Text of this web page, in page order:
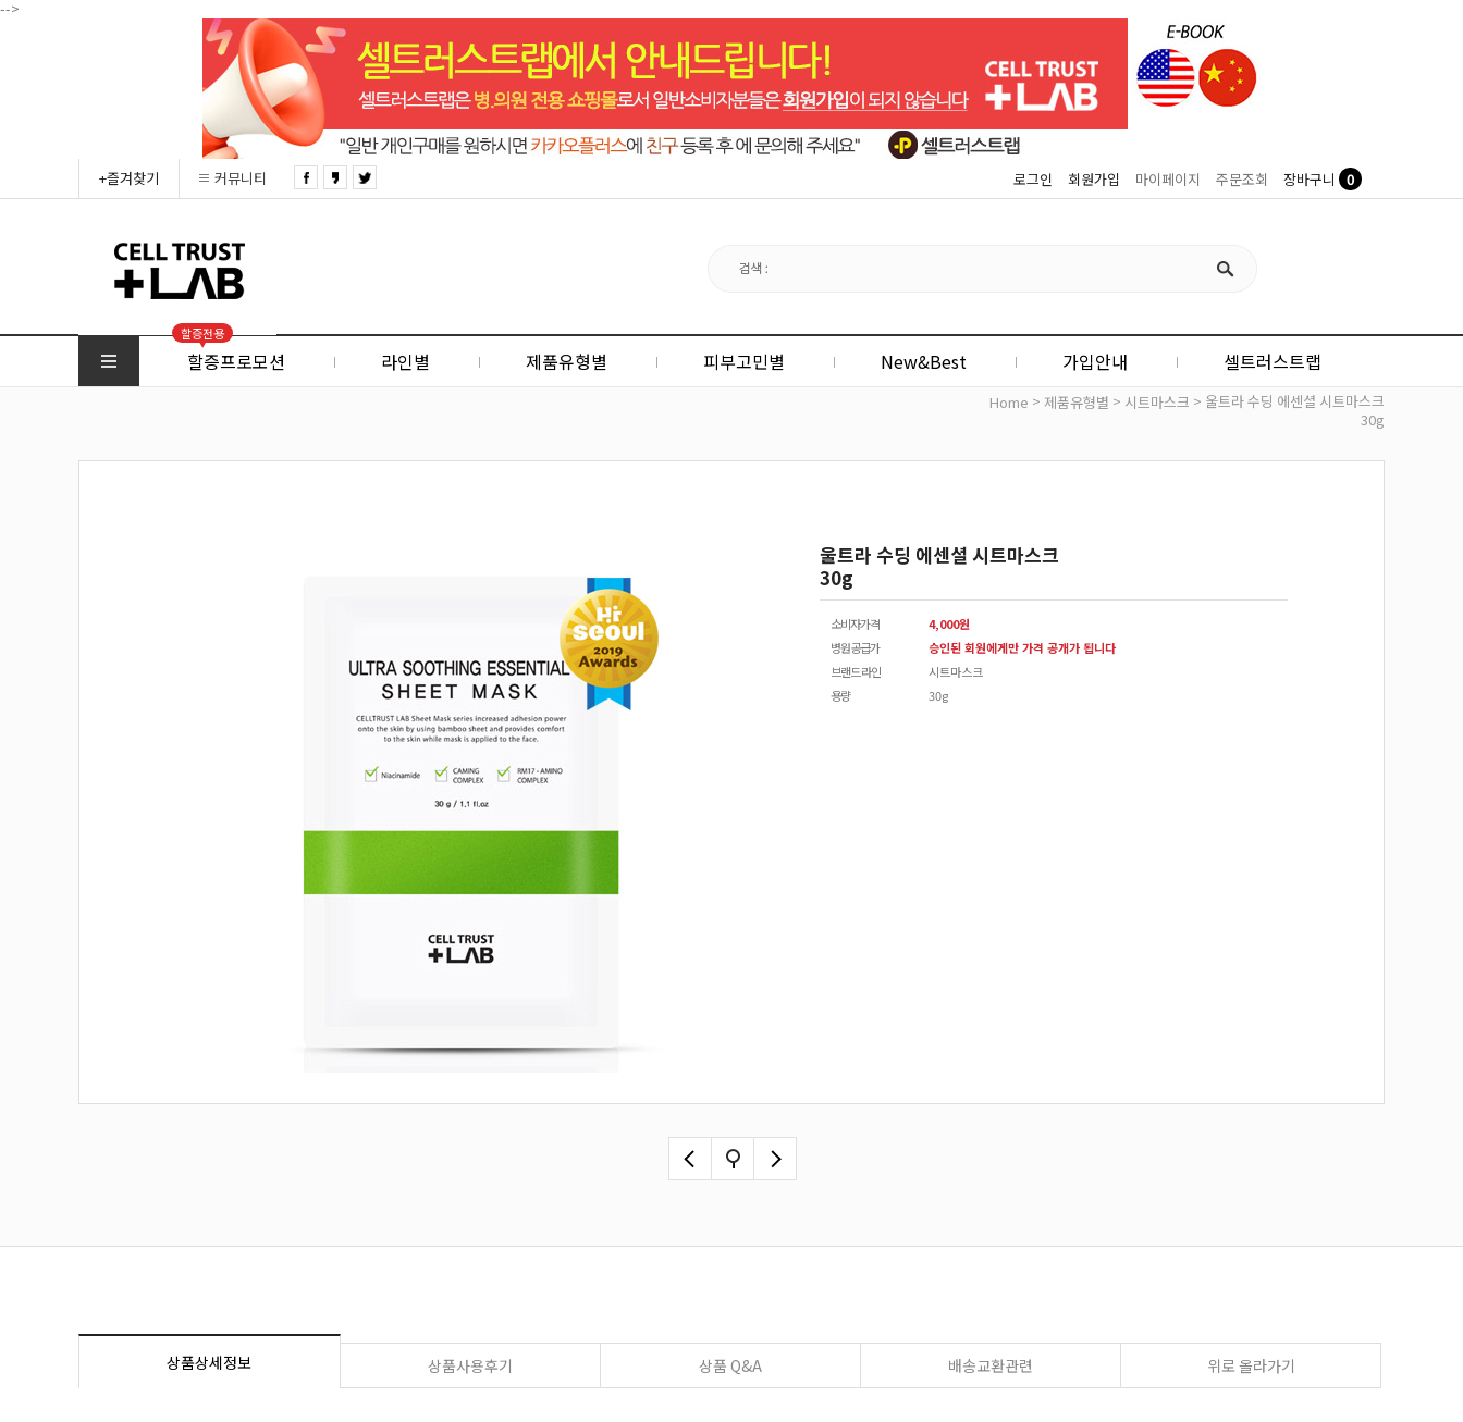
-->
+즐겨찾기 커뮤니티 로그인 회원가입 마이페이지 주문조회 장바구니 0
할증전용
할증프로모션 라인별 제품유형별 피부고민별 New&Best 가입안내 셀트러스트랩
Home > 제품유형별 > 시트마스크 > 울트라 수딩 에센셜 시트마스크
30g
울트라 수딩 에센셜 시트마스크
30g
소비자가격
4,000원
병원공급가
승인된 회원에게만 가격 공개가 됩니다
브랜드 라인
시트마스크
용량
30g
상품상세정보 상품사용후기 상품 Q&A 배송교환관련 위로 올라가기